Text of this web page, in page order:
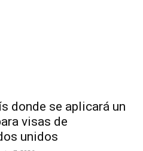
donde se aplicará un
visas de
unidos